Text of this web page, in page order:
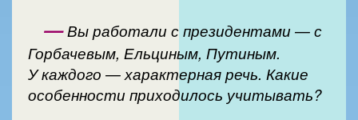
—Вы работали с президентами — с
Горбачевым, Ельциным, Путиным.
У каждого — характерная речь. Какие
особенности приходилось учитывать?